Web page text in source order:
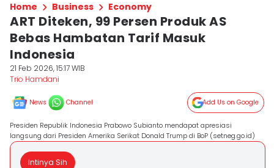
Home Business Economy
ART Diteken, 99 Persen Produk AS
Bebas Hambatan Tarif Masuk
Indonesia
21 Feb 2026, 15:17 WIB
Trio Hamdani
News Channel Add Us on Google
Presiden Republik Indonesia Prabowo Subianto mendapat apresiasi
langsung dari Presiden Amerika Serikat Donald Trump di BoP (setneg.go.id)
Intinya Sih